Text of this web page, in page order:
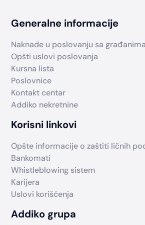
Generalne informacije
Naknade u poslovanju sa građanima
Opšti uslovi poslovanja
Kursna lista
Poslovnice
Kontakt centar
Addiko nekretnine
Korisni linkovi
Opšte informacije o zaštiti ličnih
Bankomati
Whistleblowing sistem
Karijera
Uslovi korišćenja
Addiko grupa